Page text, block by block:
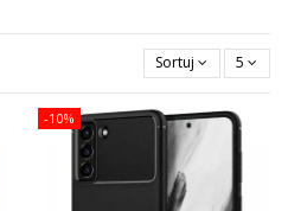
Sortuj 5
-10%